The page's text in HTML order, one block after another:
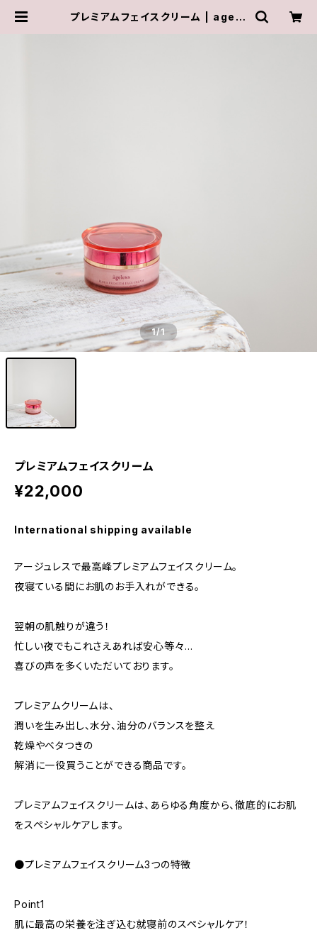
プレミアムフェイスクリーム | agele
1/1
プレミアムフェイスクリーム
¥22,000
International shipping available
アージュレスで最高峰プレミアムフェイスクリーム。
夜寝ている間にお肌のお手入れができる。
翌朝の肌触りが違う！
忙しい夜でもこれさえあれば安心等々…
喜びの声を多くいただいております。
プレミアムクリームは、
潤いを生み出し、水分、油分のバランスを整え
乾燥やベタつきの
解消に一役買うことができる商品です。
プレミアムフェイスクリームは、あらゆる角度から、徹底的にお肌
をスペシャルケアします。
●プレミアムフェイスクリーム3つの特徴
Point1
肌に最高の栄養を注ぎ込む就寝前のスペシャルケア！